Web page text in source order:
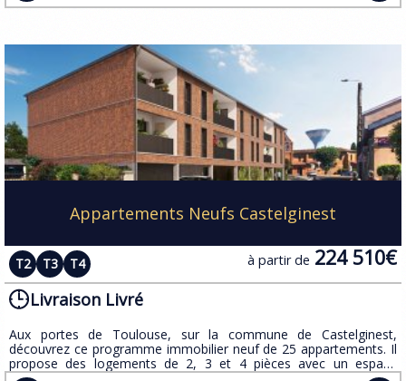
Appartements Neufs Castelginest
T2 T3 T4 à partir de 224 510€
Livraison Livré
Aux portes de Toulouse, sur la commune de Castelginest,
découvrez ce programme immobilier neuf de 25 appartements. Il
propose des logements de 2, 3 et 4 pièces avec un espace